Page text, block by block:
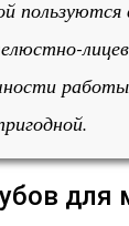
пользуются